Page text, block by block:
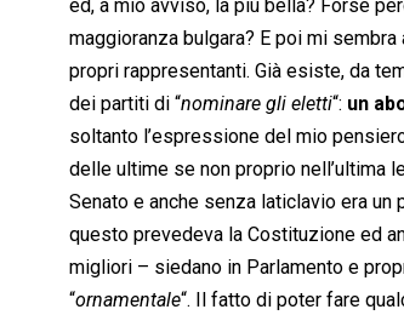
ed, a mio avviso, la più bella? Forse
maggioranza bulgara? E poi mi
propri rappresentanti. Già esiste, da
dei partiti di “nominare gli eletti“: un
soltanto l’espressione del mio
delle ultime se non proprio
Senato e anche senza laticlavio era
questo prevedeva la Costituzione ed
migliori – siedano in Parlamento e
“ornamentale“. Il fatto di poter fare